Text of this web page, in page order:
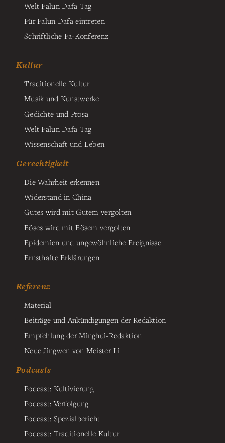
Welt Falun Dafa Tag
Für Falun Dafa eintreten
Schriftliche Fa-Konferenz
Kultur
Traditionelle Kultur
Musik und Kunstwerke
Gedichte und Prosa
Welt Falun Dafa Tag
Wissenschaft und Leben
Gerechtigkeit
Die Wahrheit erkennen
Widerstand in China
Gutes wird mit Gutem vergolten
Böses wird mit Bösem vergolten
Epidemien und ungewöhnliche Ereignisse
Ernsthafte Erklärungen
Referenz
Material
Beiträge und Ankündigungen der Redaktion
Empfehlung der Minghui-Redaktion
Neue Jingwen von Meister Li
Podcasts
Podcast: Kultivierung
Podcast: Verfolgung
Podcast: Spezialbericht
Podcast: Traditionelle Kultur